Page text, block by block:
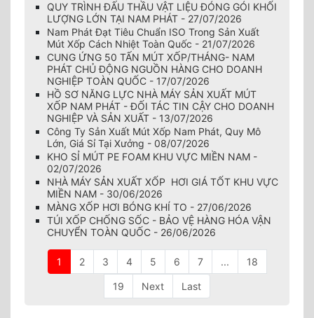
QUY TRÌNH ĐẤU THẦU VẬT LIỆU ĐÓNG GÓI KHỐI
LƯỢNG LỚN TẠI NAM PHÁT - 27/07/2026
Nam Phát Đạt Tiêu Chuẩn ISO Trong Sản Xuất
Mút Xốp Cách Nhiệt Toàn Quốc - 21/07/2026
CUNG ỨNG 50 TẤN MÚT XỐP/THÁNG- NAM
PHÁT CHỦ ĐỘNG NGUỒN HÀNG CHO DOANH
NGHIỆP TOÀN QUỐC - 17/07/2026
HỒ SƠ NĂNG LỰC NHÀ MÁY SẢN XUẤT MÚT
XỐP NAM PHÁT - ĐỐI TÁC TIN CẬY CHO DOANH
NGHIỆP VÀ SẢN XUẤT - 13/07/2026
Công Ty Sản Xuất Mút Xốp Nam Phát, Quy Mô
Lớn, Giá Sỉ Tại Xưởng - 08/07/2026
KHO SỈ MÚT PE FOAM KHU VỰC MIỀN NAM -
02/07/2026
NHÀ MÁY SẢN XUẤT XỐP HƠI GIÁ TỐT KHU VỰC
MIỀN NAM - 30/06/2026
MÀNG XỐP HƠI BÓNG KHÍ TO - 27/06/2026
TÚI XỐP CHỐNG SỐC - BẢO VỆ HÀNG HÓA VẬN
CHUYỂN TOÀN QUỐC - 26/06/2026
1 2 3 4 5 6 7 ... 18
19 Next Last